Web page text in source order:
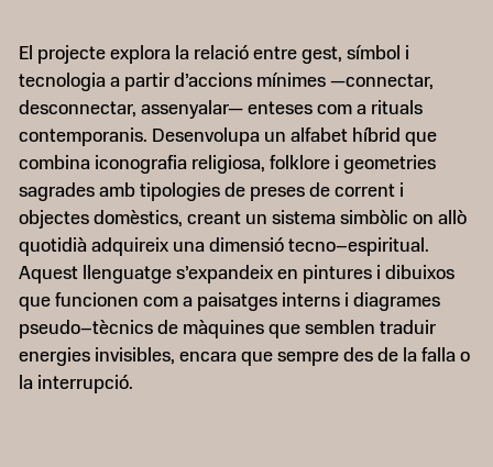
El projecte explora la relació entre gest, símbol i
tecnologia a partir d’accions mínimes —connectar,
desconnectar, assenyalar— enteses com a rituals
contemporanis. Desenvolupa un alfabet híbrid que
combina iconografia religiosa, folklore i geometries
sagrades amb tipologies de preses de corrent i
objectes domèstics, creant un sistema simbòlic on allò
quotidià adquireix una dimensió tecno–espiritual.
Aquest llenguatge s’expandeix en pintures i dibuixos
que funcionen com a paisatges interns i diagrames
pseudo–tècnics de màquines que semblen traduir
energies invisibles, encara que sempre des de la falla o
la interrupció.